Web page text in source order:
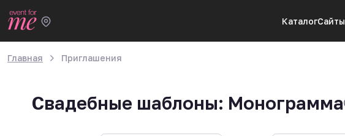
КаталогСайты
Главная Приглашения
Свадебные шаблоны: Монограмма